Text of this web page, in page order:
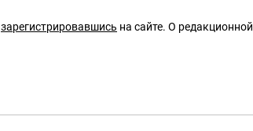
зарегистрировавшись на сайте. О редакционной